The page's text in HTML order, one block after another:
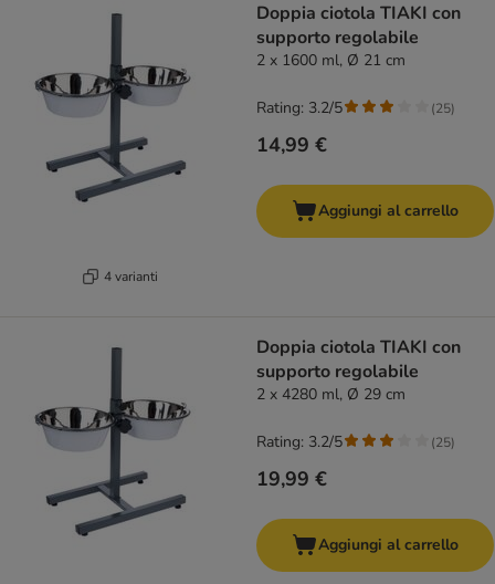
4 varianti
Doppia ciotola TIAKI con
supporto regolabile
2 x 1600 ml, Ø 21 cm
14,99 €
Rating: 3.2/5 (25)
Aggiungi al carrello
Doppia ciotola TIAKI con
supporto regolabile
2 x 4280 ml, Ø 29 cm
19,99 €
Rating: 3.2/5 (25)
Aggiungi al carrello